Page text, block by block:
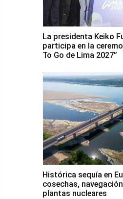
La presidenta Keiko
participa en la
To Go de Lima 2027”
Histórica sequía en
cosechas,
plantas nucleares